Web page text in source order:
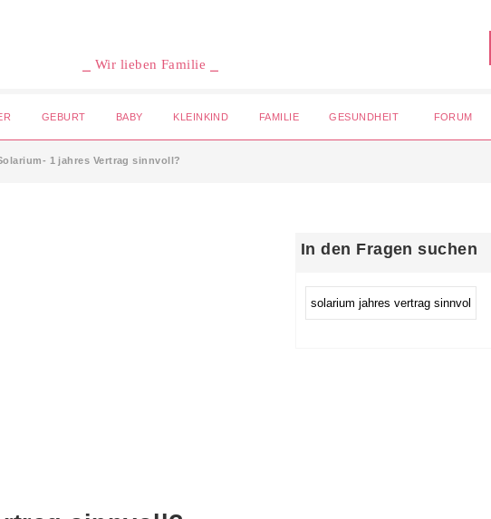
⎯ Wir lieben Familie ⎯
GEBURT BABY KLEINKIND FAMILIE GESUNDHEIT FORUM
1 jahres Vertrag sinnvoll?
In den Fragen suchen